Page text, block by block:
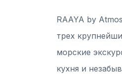
RAAYA by
трех
морские
кухня и